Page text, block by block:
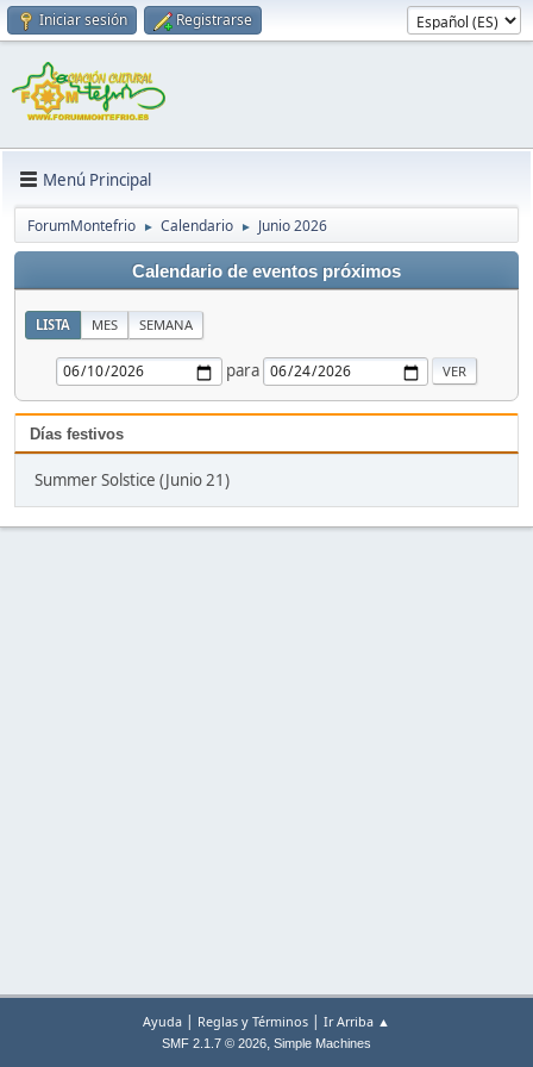
Iniciar sesión Registrarse
Menú Principal
ForumMontefrio ► Calendario ► Junio 2026
Calendario de eventos próximos
LISTA MES SEMANA
para
Días festivos
Summer Solstice (Junio 21)
Ayuda | Reglas y Términos | Ir Arriba ▲
SMF 2.1.7 © 2026, Simple Machines